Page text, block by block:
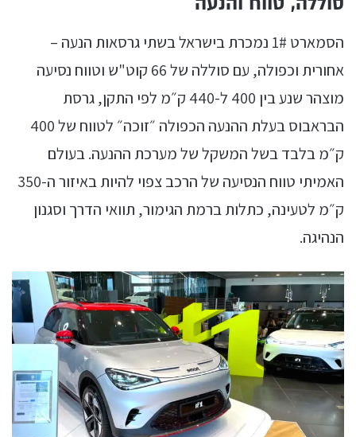
הסמארט 1# נמכרת בישראל בשתי גרסאות הנעה –
אחורית וכפולה, עם סוללה של 66 קוט"ש וטווח נסיעה
מוצהר שנע בין 400 ל-440 ק״מ לפי התקן, גרסת
הבראבוס בעלת ההנעה הכפולה ״זוכה״ לטווח של 400
ק״מ בלבד בשל המשקל של מערכת ההנעה. בעולם
האמיתי טווח הנסיעה של הרכב צפוי להיות באיזור ה-350
ק״מ לטעינה, כתלות ברמת הגימור, תוואי הדרך וסגנון
הנהיגה.